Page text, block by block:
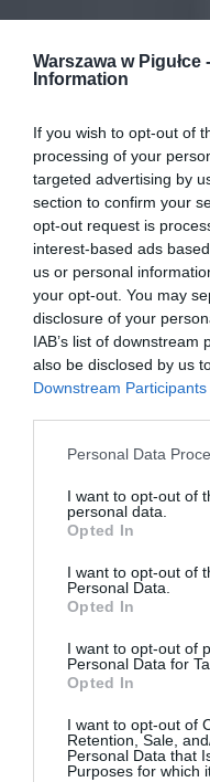
Warszawa w Pigułce -
Information
If you wish to opt-out of
processing of your
targeted advertising by
section to confirm your
opt-out request is
interest-based ads
us or personal
your opt-out. You may
disclosure of your
IAB’s list of
also be disclosed by us
Downstream Participants
Personal Data
I want to opt-out of
personal data.
Opted In
I want to opt-out of
Personal Data.
Opted In
I want to opt-out of
Personal Data for
Opted In
I want to opt-out of
Retention, Sale,
Personal Data that
Purposes for which